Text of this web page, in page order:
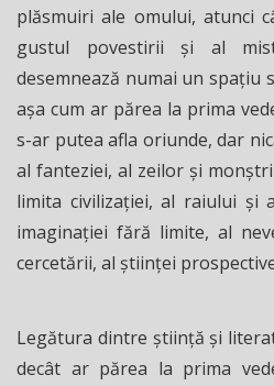
plăsmuiri ale omului, atunci
gustul povestirii şi al
desemnează numai un spaţiu
aşa cum ar părea la prima
s-ar putea afla oriunde, dar
al fanteziei, al zeilor şi
limita civilizaţiei, al raiului şi
imaginaţiei fără limite, al
cercetării, al ştiinţei
Legătura dintre ştiinţă şi
decât ar părea la prima